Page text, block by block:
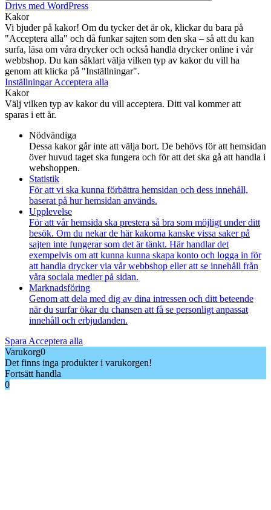
Drivs med WordPress
Kakor
Vi bjuder på kakor! Om du tycker det är ok, klickar du bara på
"Acceptera alla" och då funkar sajten som den ska – så att du kan
surfa, läsa om våra drycker och också handla drycker online i vår
webbshop. Du kan såklart välja vilken typ av kakor du vill ha
genom att klicka på "Inställningar".
InställningarAcceptera alla
Kakor
Välj vilken typ av kakor du vill acceptera. Ditt val kommer att
sparas i ett år.
Nödvändiga
Dessa kakor går inte att välja bort. De behövs för att hemsidan
över huvud taget ska fungera och för att det ska gå att handla i
webshoppen.
Statistik
För att vi ska kunna förbättra hemsidan och dess innehåll,
baserat på hur hemsidan används.
Upplevelse
För att vår hemsida ska prestera så bra som möjligt under ditt
besök. Om du nekar de här kakorna kanske vissa saker på
sajten inte fungerar som det är tänkt. Här handlar det
exempelvis om att kunna kunna skapa konto och logga in för
att handla drycker via vår webbshop eller att se innehåll från
våra sociala medier på sidan.
Marknadsföring
Genom att dela med dig av dina intressen och ditt beteende
när du surfar ökar du chansen att få se personligt anpassat
innehåll och erbjudanden.
Spara Acceptera alla
Varukorg0
Det finns inga produkter i varukorgen!
Fortsätt handla
0